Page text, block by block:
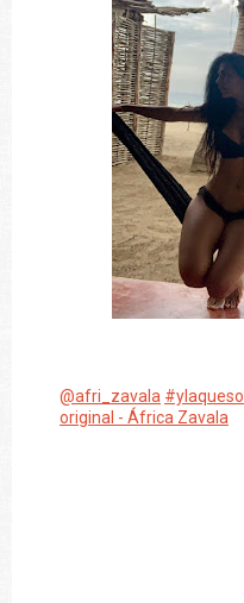
@afri_zavala #ylaqueso
original - África Zavala